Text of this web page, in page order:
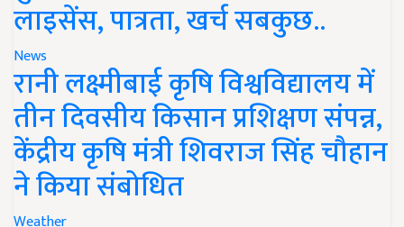
लाइसेंस, पात्रता, खर्च सबकुछ..
News
रानी लक्ष्मीबाई कृषि विश्वविद्यालय में
तीन दिवसीय किसान प्रशिक्षण संपन्न,
केंद्रीय कृषि मंत्री शिवराज सिंह चौहान
ने किया संबोधित